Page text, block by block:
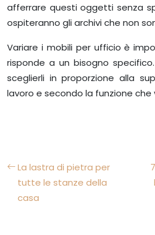
afferrare questi oggetti senza
ospiteranno gli archivi che non
Variare i mobili per ufficio è
risponde a un bisogno
sceglierli in proporzione alla
lavoro e secondo la funzione
La lastra di pietra per
tutte le stanze della
casa